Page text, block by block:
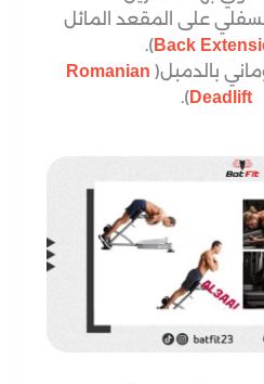
على المقعد المائل
Back
).
بالدمبل( Romanian
Deadlift
).